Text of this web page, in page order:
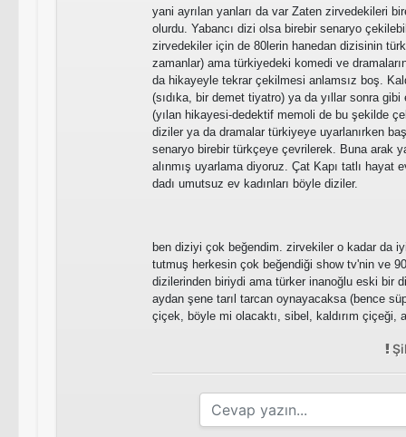
yani ayrılan yanları da var Zaten zirvedekileri
olurdu. Yabancı dizi olsa birebir senaryo
zirvedekiler için de 80lerin hanedan dizisinin
zamanlar) ama türkiyedeki komedi ve
da hikayeyle tekrar çekilmesi anlamsız boş.
(sıdıka, bir demet tiyatro) ya da yıllar sonra gibi
(yılan hikayesi-dedektif memoli de bu şekilde
diziler ya da dramalar türkiyeye uyarlanırken
senaryo birebir türkçeye çevrilerek. Buna arak
alınmış uyarlama diyoruz. Çat Kapı tatlı hayat
dadı umutsuz ev kadınları böyle diziler.
ben diziyi çok beğendim. zirvekiler o kadar da
tutmuş herkesin çok beğendiği show tv'nin ve
dizilerinden biriydi ama türker inanoğlu eski bir
aydan şene tarıl tarcan oynayacaksa (bence
çiçek, böyle mi olacaktı, sibel, kaldırım çiçeği,